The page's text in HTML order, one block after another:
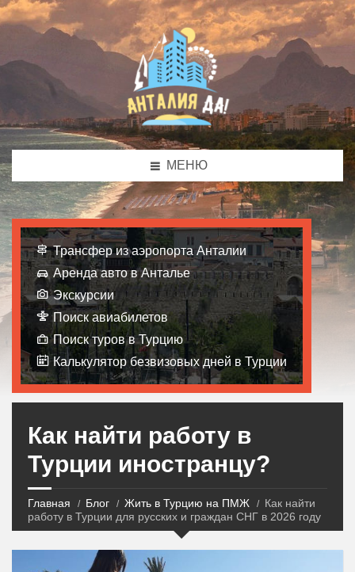
МЕНЮ
Трансфер из аэропорта Анталии
Аренда авто в Анталье
Экскурсии
Поиск авиабилетов
Поиск туров в Турцию
Калькулятор безвизовых дней в Турции
Как найти работу в
Турции иностранцу?
Главная Блог Жить в Турцию на ПМЖ
Как найти
работу в Турции для русских и граждан СНГ в 2026 году